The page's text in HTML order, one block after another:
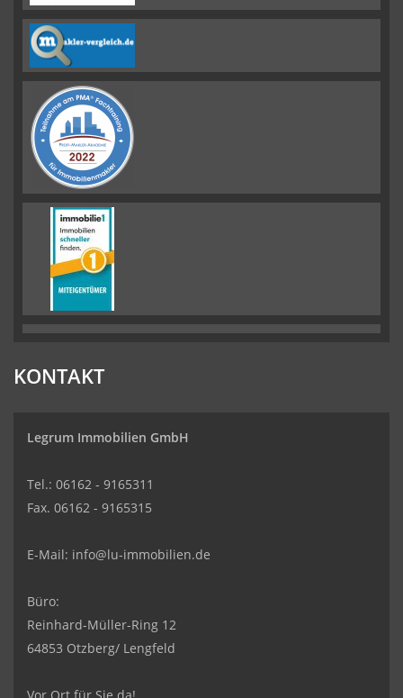
KONTAKT
Legrum Immobilien GmbH
Tel.: 06162 - 9165311
Fax. 06162 - 9165315
E-Mail: info@lu-immobilien.de
Büro:
Reinhard-Müller-Ring 12
64853 Otzberg/ Lengfeld